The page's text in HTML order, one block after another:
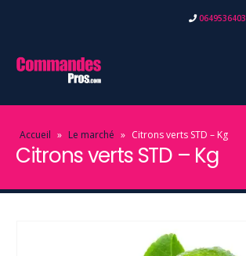
0649536403
Accueil » Le marché » Citrons verts STD – Kg
Citrons verts STD – Kg